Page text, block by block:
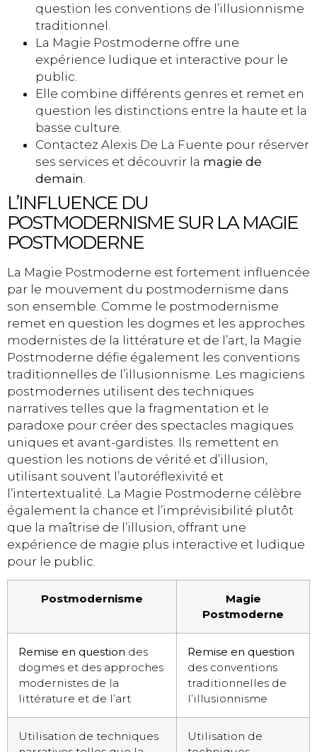
question les conventions de l’illusionnisme
traditionnel.
La Magie Postmoderne offre une
expérience ludique et interactive pour le
public.
Elle combine différents genres et remet en
question les distinctions entre la haute et la
basse culture.
Contactez Alexis De La Fuente pour réserver
ses services et découvrir la magie de
demain
L’INFLUENCE DU
POSTMODERNISME SUR LA MAGIE
POSTMODERNE
La Magie Postmoderne est fortement influencée
par le mouvement du postmodernisme dans
son ensemble. Comme le postmodernisme
remet en question les dogmes et les approches
modernistes de la littérature et de l’art, la Magie
Postmoderne défie également les conventions
traditionnelles de l’illusionnisme. Les magiciens
postmodernes utilisent des techniques
narratives telles que la fragmentation et le
paradoxe pour créer des spectacles magiques
uniques et avant-gardistes. Ils remettent en
question les notions de vérité et d’illusion,
utilisant souvent l’autoréflexivité et
l’intertextualité. La Magie Postmoderne célèbre
également la chance et l’imprévisibilité plutôt
que la maîtrise de l’illusion, offrant une
expérience de magie plus interactive et ludique
pour le public.
Postmodernisme
Magie
Postmoderne
Remise en question des
dogmes et des approches
modernistes de la
littérature et de l’art
Remise en question
des conventions
traditionnelles de
l’illusionnisme
Utilisation de techniques
Utilisation de